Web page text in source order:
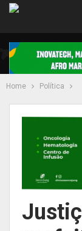
Home Política